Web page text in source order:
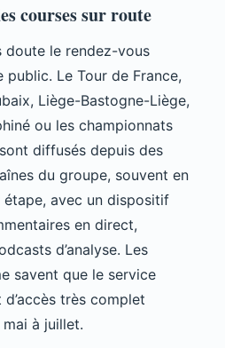
courses sur route
doute le rendez-vous
Le Tour de France,
Liège-Bastogne-Liège,
ou les championnats
diffusés depuis des
du groupe, souvent en
avec un dispositif
en direct,
d’analyse. Les
savent que le service
très complet
à juillet.